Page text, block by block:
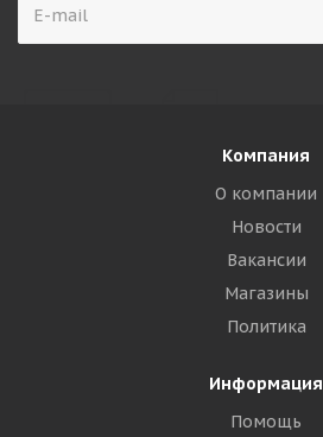
Компания
О компании
Новости
Вакансии
Магазины
Политика
Информация
Помощь